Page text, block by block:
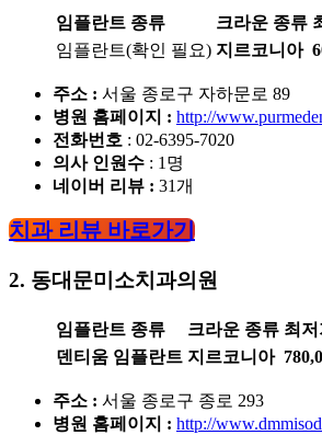
임플란트 종류 크라운 종류
임플란트(확인 필요) 지르코니아
주소 : 서울 종로구 자하문로 89
병원 홈페이지 : http://
전화번호 : 02-6395-7020
의사 인원수 : 1명
네이버 리뷰 : 31개
치과 리뷰 바로가기
2. 동대문미소치과의원
임플란트 종류 크라운 종류 최
덴티움 임플란트 지르코니아
주소 : 서울 종로구 종로 293
병원 홈페이지 : http://